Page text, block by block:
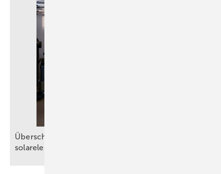
Ü berschüssigen PV-Strom nutzen: Heizstäbe zur
solarelektrischen